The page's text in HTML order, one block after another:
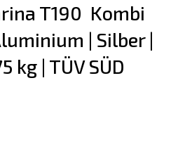
T190  Kombi
| Silber |
kg | TÜV SÜD